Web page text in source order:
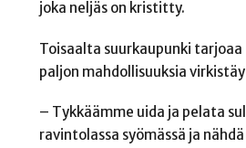
joka neljäs on kristitty.
Toisaalta suurkaupunki
paljon mahdollisuuksia
– Tykkäämme uida ja pelata
ravintolassa syömässä ja